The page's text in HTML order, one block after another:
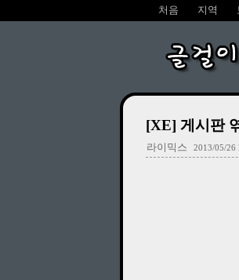
처음 지역
글걸이
[XE] 게시판
라이믹스 2013/05/26